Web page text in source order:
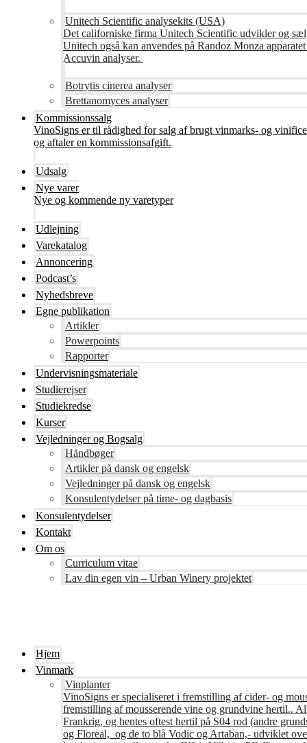
Unitech Scientific analysekits (USA)
Det californiske firma Unitech Scientific udvikler og
Unitech også kan anvendes på Randoz Monza
Accuvin analyser.
Botrytis cinerea analyser
Brettanomyces analyser
Kommissionssalg
VinoSigns er til rådighed for salg af brugt vinmarks- og
og aftaler en kommissionsafgift.
Udsalg
Nye varer
Nye og kommende ny varetyper
Udlejning
Varekatalog
Annoncering
Podcast’s
Nyhedsbreve
Egne publikation
Artikler
Powerpoints
Rapporter
Undervisningsmateriale
Studierejser
Studiekredse
Kurser
Vejledninger og Bogsalg
Håndbøger
Artikler på dansk og engelsk
Vejledninger på dansk og engelsk
Konsulentydelser på time- og dagbasis
Konsulentydelser
Kontakt
Om os
Curriculum vitae
Lav din egen vin – Urban Winery projektet
Hjem
Vinmark
Vinplanter
VinoSigns er specialiseret i fremstilling af cider- og
fremstilling af mousserende vine og grundvine hertil..
Frankrig, og hentes oftest hertil på S04 rod (andre
og Floreal, og de to blå Vodic og Artaban,- udviklet